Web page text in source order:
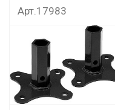
Арт.17983